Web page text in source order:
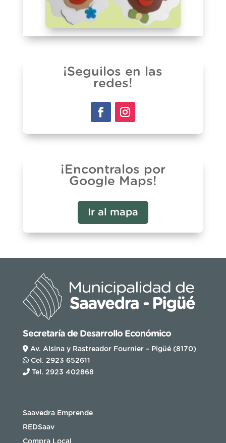
¡Seguilos en las
redes!
¡Encontralos por
Google Maps!
Ir al mapa
Secretaría de Desarrollo Económico
Av. Alsina y Rastreador Fournier – Pigüé (8170)
Cel. 2923 652611
Tel. 2923 402868
Saavedra Emprende
REDSaav
Compra Local